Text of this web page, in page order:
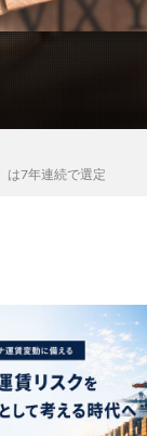
は7年連続で選定